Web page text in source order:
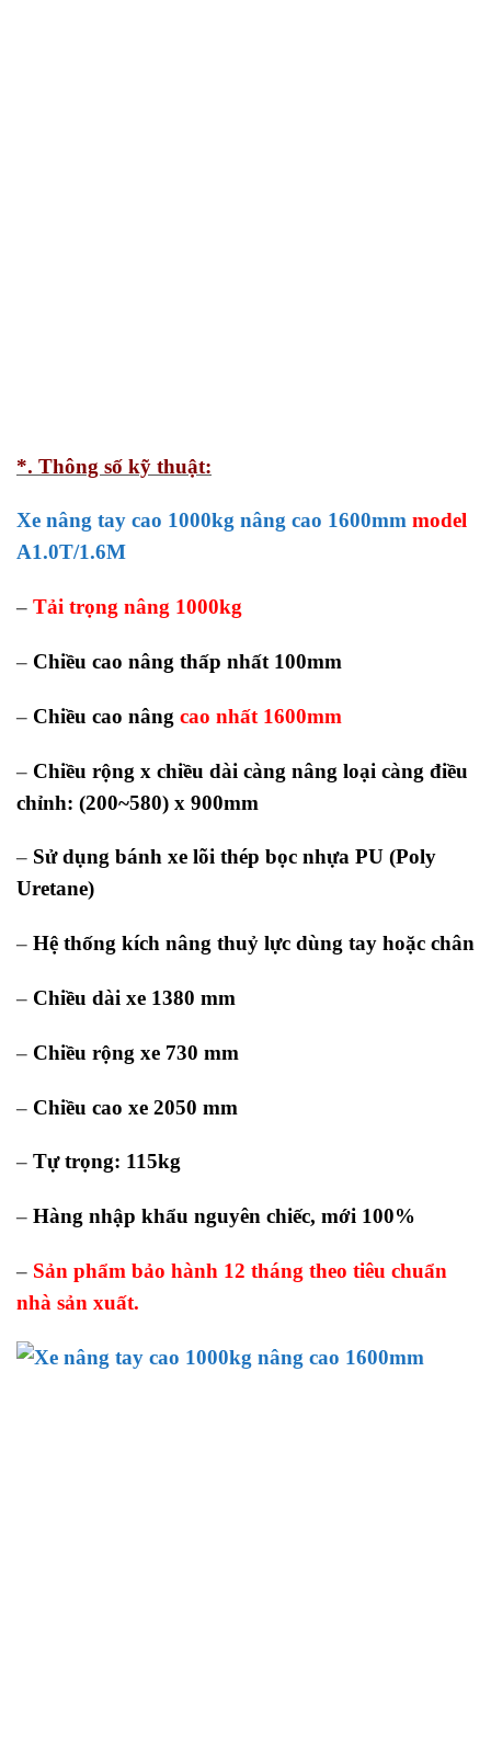
*. Thông số kỹ thuật:
Xe nâng tay cao 1000kg nâng cao 1600mm model
A1.0T/1.6M
– Tải trọng nâng 1000kg
– Chiều cao nâng thấp nhất 100mm
– Chiều cao nâng cao nhất 1600mm
– Chiều rộng x chiều dài càng nâng loại càng điều
chỉnh: (200~580) x 900mm
– Sử dụng bánh xe lõi thép bọc nhựa PU (Poly
Uretane)
– Hệ thống kích nâng thuỷ lực dùng tay hoặc chân
– Chiều dài xe 1380 mm
– Chiều rộng xe 730 mm
– Chiều cao xe 2050 mm
– Tự trọng: 115kg
– Hàng nhập khẩu nguyên chiếc, mới 100%
– Sản phẩm bảo hành 12 tháng theo tiêu chuẩn
nhà sản xuất.